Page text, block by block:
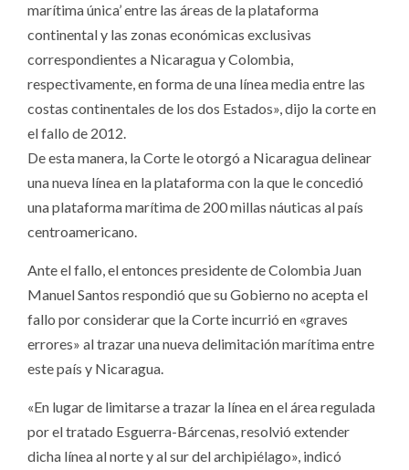
marítima única’ entre las áreas de la plataforma
continental y las zonas económicas exclusivas
correspondientes a Nicaragua y Colombia,
respectivamente, en forma de una línea media entre las
costas continentales de los dos Estados», dijo la corte en
el fallo de 2012.
De esta manera, la Corte le otorgó a Nicaragua delinear
una nueva línea en la plataforma con la que le concedió
una plataforma marítima de 200 millas náuticas al país
centroamericano.
Ante el fallo, el entonces presidente de Colombia Juan
Manuel Santos respondió que su Gobierno no acepta el
fallo por considerar que la Corte incurrió en «graves
errores» al trazar una nueva delimitación marítima entre
este país y Nicaragua.
«En lugar de limitarse a trazar la línea en el área regulada
por el tratado Esguerra-Bárcenas, resolvió extender
dicha línea al norte y al sur del archipiélago», indicó